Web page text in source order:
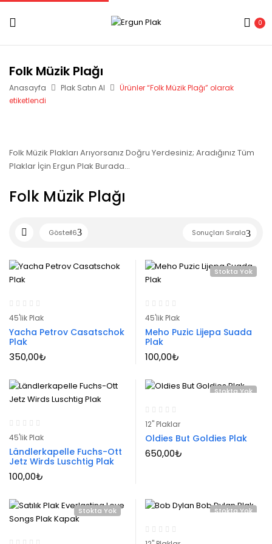
0
Folk Müzik Plağı
Anasayfa Plak Satın Al
Ürünler “Folk Müzik Plağı” olarak
etiketlendi
Folk Müzik Plakları Arıyorsanız Doğru Yerdesiniz; Aradığınız Tüm
Plaklar İçin Ergun Plak Burada…
Folk Müzik Plağı
Sonuçları Sırala
Göster16
45'lik Plak
Yacha Petrov Casatschok
Plak
350,00₺
Stokta Yok
45'lik Plak
Meho Puzic Lijepa Suada
Plak
100,00₺
45'lik Plak
Ländlerkapelle Fuchs-Ott
Jetz Wirds Luschtig Plak
100,00₺
Stokta Yok
12" Plaklar
Oldies But Goldies Plak
650,00₺
Stokta Yok Stokta Yok